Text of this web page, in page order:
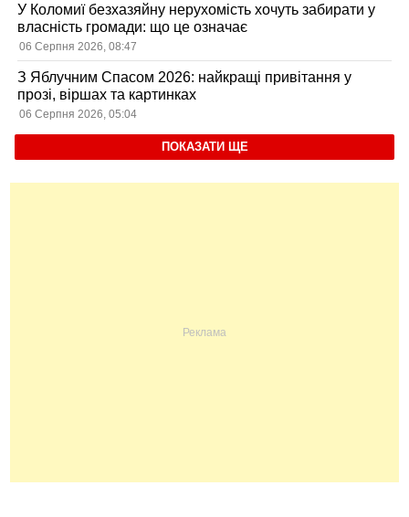
У Коломиї безхазяйну нерухомість хочуть забирати у
власність громади: що це означає
06 Серпня 2026, 08:47
З Яблучним Спасом 2026: найкращі привітання у
прозі, віршах та картинках
06 Серпня 2026, 05:04
ПОКАЗАТИ ЩЕ